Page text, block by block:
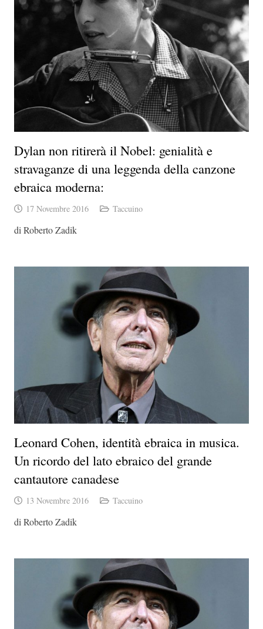
Dylan non ritirerà il Nobel: genialità e
stravaganze di una leggenda della canzone
ebraica moderna:
17 Novembre 2016 Taccuino
di Roberto Zadik
Leonard Cohen, identità ebraica in musica.
Un ricordo del lato ebraico del grande
cantautore canadese
13 Novembre 2016 Taccuino
di Roberto Zadik